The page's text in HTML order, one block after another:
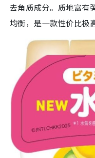
去角质成分。质地富有
均衡，是一款性价比极